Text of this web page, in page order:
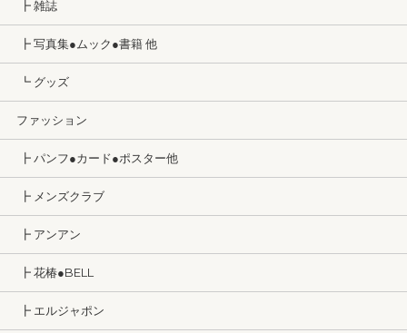
┣ 雑誌
┣ 写真集●ムック●書籍 他
┗ グッズ
ファッション
┣ パンフ●カード●ポスター他
┣ メンズクラブ
┣ アンアン
┣ 花椿●BELL
┣ エルジャポン